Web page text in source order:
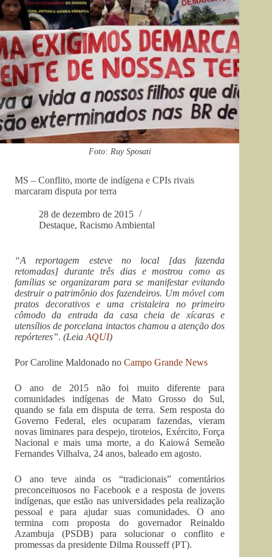
Foto: Ruy Sposati
MS – Conflito, morte de indígena e CPIs rivais
marcaram disputa por terra
28 de dezembro de 2015
Destaque, Racismo Ambiental
“A reportagem esteve no local [das fazenda
retomadas] durante três dias e mostrou como as
famílias se organizaram para se manifestar evitando
destruir o patrimônio dos fazendeiros. Um móvel com
pratos decorativos e uma cristaleira no primeiro
cômodo da entrada da casa cheia de xícaras e
utensílios de porcelana intactos chamou a atenção dos
repórteres”. (Leia AQUI)
Por Caroline Maldonado no Campo Grande News
O ano de 2015 não foi muito diferente para
comunidades indígenas de Mato Grosso do Sul,
quando se fala em disputa de terra. Sem resposta do
Governo Federal, eles ocuparam fazendas, vieram
novas liminares para despejo, tiroteios, Exército, Força
Nacional e mais uma morte, a do Kaiowá Semeão
Fernandes Vilhalva, 24 anos, baleado em agosto.
O ano teve ainda os “tradicionais” comentários
preconceituosos no Facebook e a resposta de jovens
indígenas, que estão nas universidades pela realização
pessoal e para ajudar suas comunidades. O ano
termina com proposta do governador Reinaldo
Azambuja (PSDB) para solucionar o conflito e
promessas da presidente Dilma Rousseff (PT).